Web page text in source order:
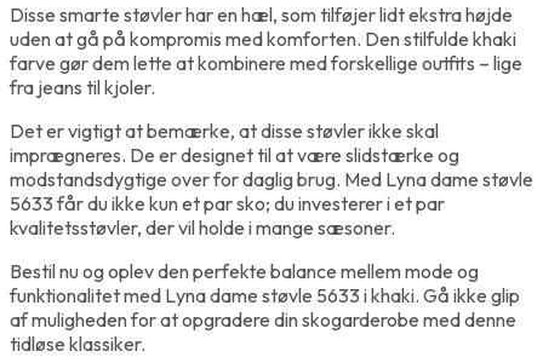
Disse smarte støvler har en hæl, som tilføjer lidt ekstra højde
uden at gå på kompromis med komforten. Den stilfulde khaki
farve gør dem lette at kombinere med forskellige outfits – lige
fra jeans til kjoler.
Det er vigtigt at bemærke, at disse støvler ikke skal
imprægneres. De er designet til at være slidstærke og
modstandsdygtige over for daglig brug. Med Lyna dame støvle
5633 får du ikke kun et par sko; du investerer i et par
kvalitetsstøvler, der vil holde i mange sæsoner.
Bestil nu og oplev den perfekte balance mellem mode og
funktionalitet med Lyna dame støvle 5633 i khaki. Gå ikke glip
af muligheden for at opgradere din skogarderobe med denne
tidløse klassiker.